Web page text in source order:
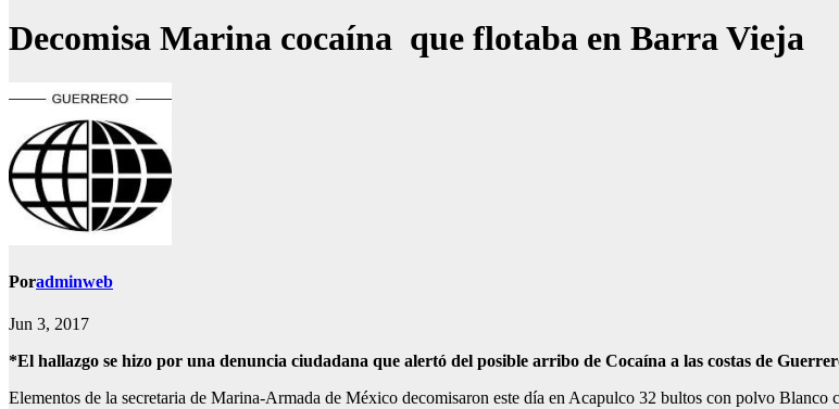
Decomisa Marina cocaína que flotaba en Barra Vieja
Poradminweb
Jun 3, 2017
*El hallazgo se hizo por una denuncia ciudadana que alertó del posible arribo de Cocaína a las costas de
Elementos de la secretaria de Marina-Armada de México decomisaron este día en Acapulco 32 bultos con polvo Blanco